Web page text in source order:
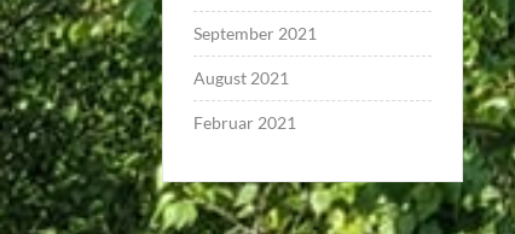
September 2021
August 2021
Februar 2021